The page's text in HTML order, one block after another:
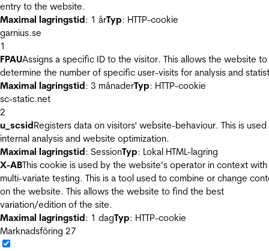
entry to the website.
Maximal lagringstid: 1 årTyp: HTTP-cookie
garnius.se
1
FPAUAssigns a specific ID to the visitor. This allows the website to
determine the number of specific user-visits for analysis and
Maximal lagringstid: 3 månaderTyp: HTTP-cookie
sc-static.net
2
u_scsidRegisters data on visitors' website-behaviour. This is
internal analysis and website optimization.
Maximal lagringstid: SessionTyp: Lokal HTML-lagring
X-ABThis cookie is used by the website’s operator in context with
multi-variate testing. This is a tool used to combine or change
on the website. This allows the website to find the best
variation/edition of the site.
Maximal lagringstid: 1 dagTyp: HTTP-cookie
Marknadsföring 27